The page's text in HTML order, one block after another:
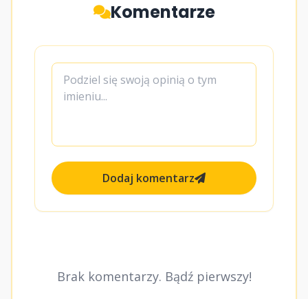
Komentarze
Dodaj komentarz
Brak komentarzy. Bądź pierwszy!